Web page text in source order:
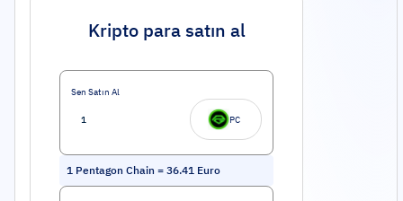
Kripto para satın al
Sen Satın Al
PC
1 Pentagon Chain = 36.41 Euro